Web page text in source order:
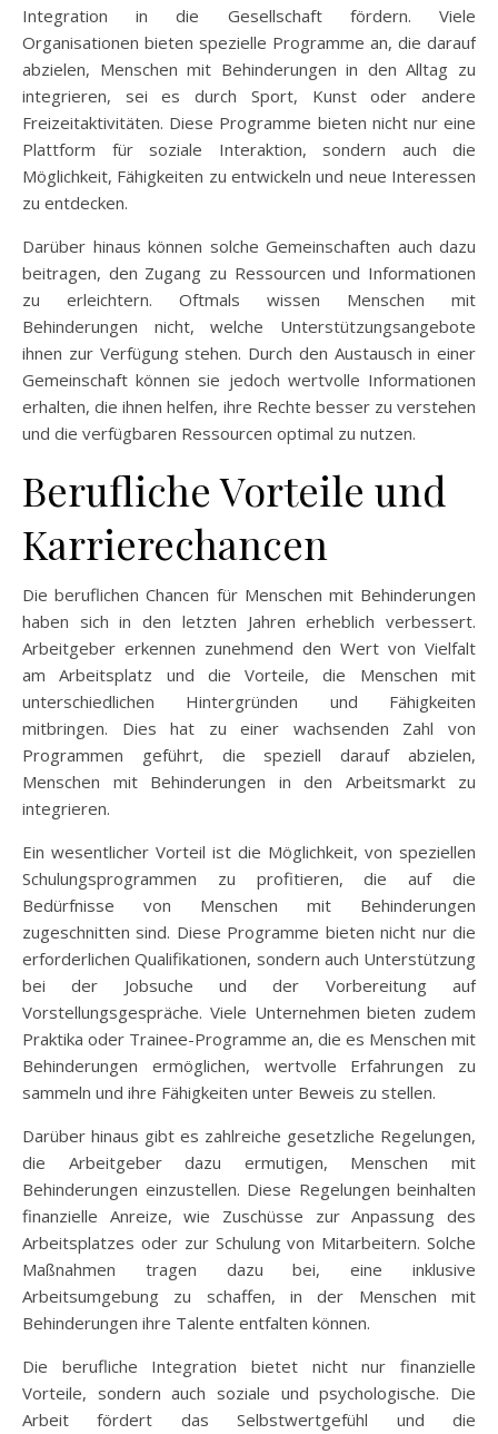
Integration in die Gesellschaft fördern. Viele
Organisationen bieten spezielle Programme an, die darauf
abzielen, Menschen mit Behinderungen in den Alltag zu
integrieren, sei es durch Sport, Kunst oder andere
Freizeitaktivitäten. Diese Programme bieten nicht nur eine
Plattform für soziale Interaktion, sondern auch die
Möglichkeit, Fähigkeiten zu entwickeln und neue Interessen
zu entdecken.
Darüber hinaus können solche Gemeinschaften auch dazu
beitragen, den Zugang zu Ressourcen und Informationen
zu erleichtern. Oftmals wissen Menschen mit
Behinderungen nicht, welche Unterstützungsangebote
ihnen zur Verfügung stehen. Durch den Austausch in einer
Gemeinschaft können sie jedoch wertvolle Informationen
erhalten, die ihnen helfen, ihre Rechte besser zu verstehen
und die verfügbaren Ressourcen optimal zu nutzen.
Berufliche Vorteile und
Karrierechancen
Die beruflichen Chancen für Menschen mit Behinderungen
haben sich in den letzten Jahren erheblich verbessert.
Arbeitgeber erkennen zunehmend den Wert von Vielfalt
am Arbeitsplatz und die Vorteile, die Menschen mit
unterschiedlichen Hintergründen und Fähigkeiten
mitbringen. Dies hat zu einer wachsenden Zahl von
Programmen geführt, die speziell darauf abzielen,
Menschen mit Behinderungen in den Arbeitsmarkt zu
integrieren.
Ein wesentlicher Vorteil ist die Möglichkeit, von speziellen
Schulungsprogrammen zu profitieren, die auf die
Bedürfnisse von Menschen mit Behinderungen
zugeschnitten sind. Diese Programme bieten nicht nur die
erforderlichen Qualifikationen, sondern auch Unterstützung
bei der Jobsuche und der Vorbereitung auf
Vorstellungsgespräche. Viele Unternehmen bieten zudem
Praktika oder Trainee-Programme an, die es Menschen mit
Behinderungen ermöglichen, wertvolle Erfahrungen zu
sammeln und ihre Fähigkeiten unter Beweis zu stellen.
Darüber hinaus gibt es zahlreiche gesetzliche Regelungen,
die Arbeitgeber dazu ermutigen, Menschen mit
Behinderungen einzustellen. Diese Regelungen beinhalten
finanzielle Anreize, wie Zuschüsse zur Anpassung des
Arbeitsplatzes oder zur Schulung von Mitarbeitern. Solche
Maßnahmen tragen dazu bei, eine inklusive
Arbeitsumgebung zu schaffen, in der Menschen mit
Behinderungen ihre Talente entfalten können.
Die berufliche Integration bietet nicht nur finanzielle
Vorteile, sondern auch soziale und psychologische. Die
Arbeit fördert das Selbstwertgefühl und die